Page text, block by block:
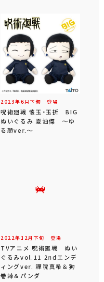
2023年6 月下旬 登場
呪術廻戦 懐玉・玉折 BIG
ぬいぐるみ 夏油傑 ～ゆ
る顔ver.～
2022年 12 月 下旬 登場
TVアニメ 呪術廻戦 ぬい
ぐるみvol.11 2ndエンデ
ィングver. 禪院真希＆狗
巻棘＆パンダ